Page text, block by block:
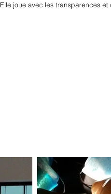
Elle joue avec les transparences